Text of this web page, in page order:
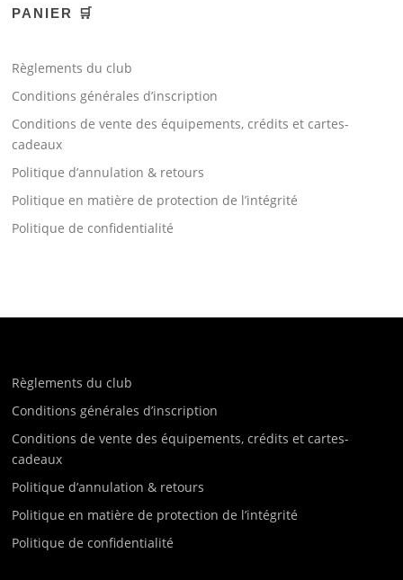
PANIER 🛒
Règlements du club
Conditions générales d’inscription
Conditions de vente des équipements, crédits et cartes-
cadeaux
Politique d’annulation & retours
Politique en matière de protection de l’intégrité
Politique de confidentialité
Règlements du club
Conditions générales d’inscription
Conditions de vente des équipements, crédits et cartes-
cadeaux
Politique d’annulation & retours
Politique en matière de protection de l’intégrité
Politique de confidentialité